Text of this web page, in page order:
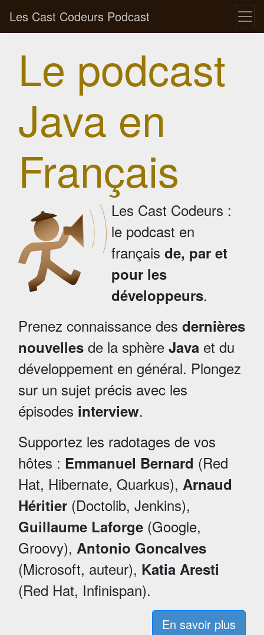
Les Cast Codeurs Podcast
Le podcast
Java en
Français
Les Cast Codeurs :
le podcast en
français de, par et
pour les
développeurs.
Prenez connaissance des dernières
nouvelles de la sphère Java et du
développement en général. Plongez
sur un sujet précis avec les
épisodes interview.
Supportez les radotages de vos
hôtes : Emmanuel Bernard (Red
Hat, Hibernate, Quarkus), Arnaud
Héritier (Doctolib, Jenkins),
Guillaume Laforge (Google,
Groovy), Antonio Goncalves
(Microsoft, auteur), Katia Aresti
(Red Hat, Infinispan).
En savoir plus